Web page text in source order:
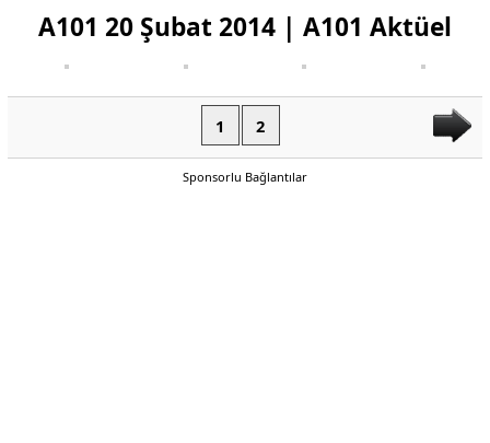
A101 20 Şubat 2014 | A101 Aktüel
1 2
Sponsorlu Bağlantılar